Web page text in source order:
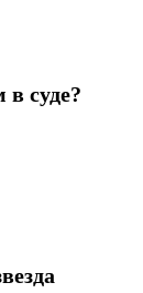
в суде?